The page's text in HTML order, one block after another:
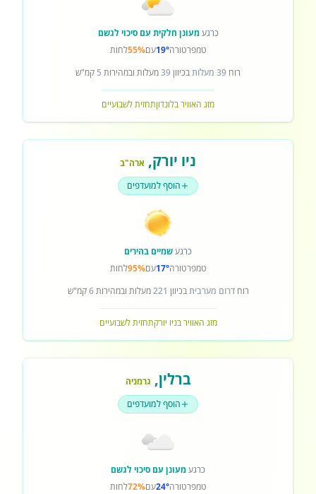
כרגעמעונן חלקית עם סיכוי לגשם
טמפרטורה19°עם55%לחות
רוח 39 מעלות בכיוון39מעלות ובמהירות 5 קמ"ש
מזג האוויר בלונדוןתחזית לשבועיים
ניו יורק, ארה"ב
הוסף למועדפים
כרגעשמיים בהירים
טמפרטורה17°עם95%לחות
רוחדרום מערביתבכיוון 221מעלות ובמהירות6קמ"ש
מזג האוויר בניו יורקתחזית לשבועיים
ברלין, גרמניה
הוסף למועדפים
כרגעמעונן עם סיכוי לגשם
טמפרטורה24°עם72%לחות